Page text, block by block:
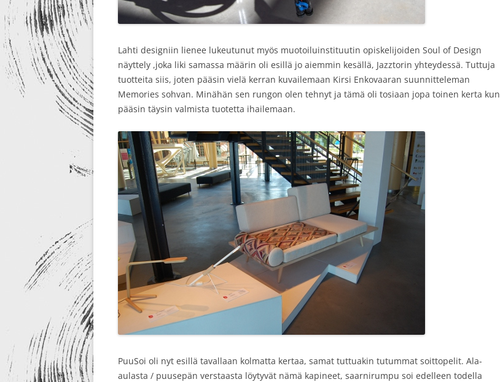
Lahti designiin lienee lukeutunut myös muotoiluinstituutin opiskelijoiden Soul of Design
näyttely ,joka liki samassa määrin oli esillä jo aiemmin kesällä, Jazztorin yhteydessä. Tuttuja
tuotteita siis, joten pääsin vielä kerran kuvailemaan Kirsi Enkovaaran suunnitteleman
Memories sohvan. Minähän sen rungon olen tehnyt ja tämä oli tosiaan jopa toinen kerta kun
pääsin täysin valmista tuotetta ihailemaan.
PuuSoi oli nyt esillä tavallaan kolmatta kertaa, samat tuttuakin tutummat soittopelit. Ala-
aulasta / puusepän verstaasta löytyvät nämä kapineet, saarnirumpu soi edelleen todella